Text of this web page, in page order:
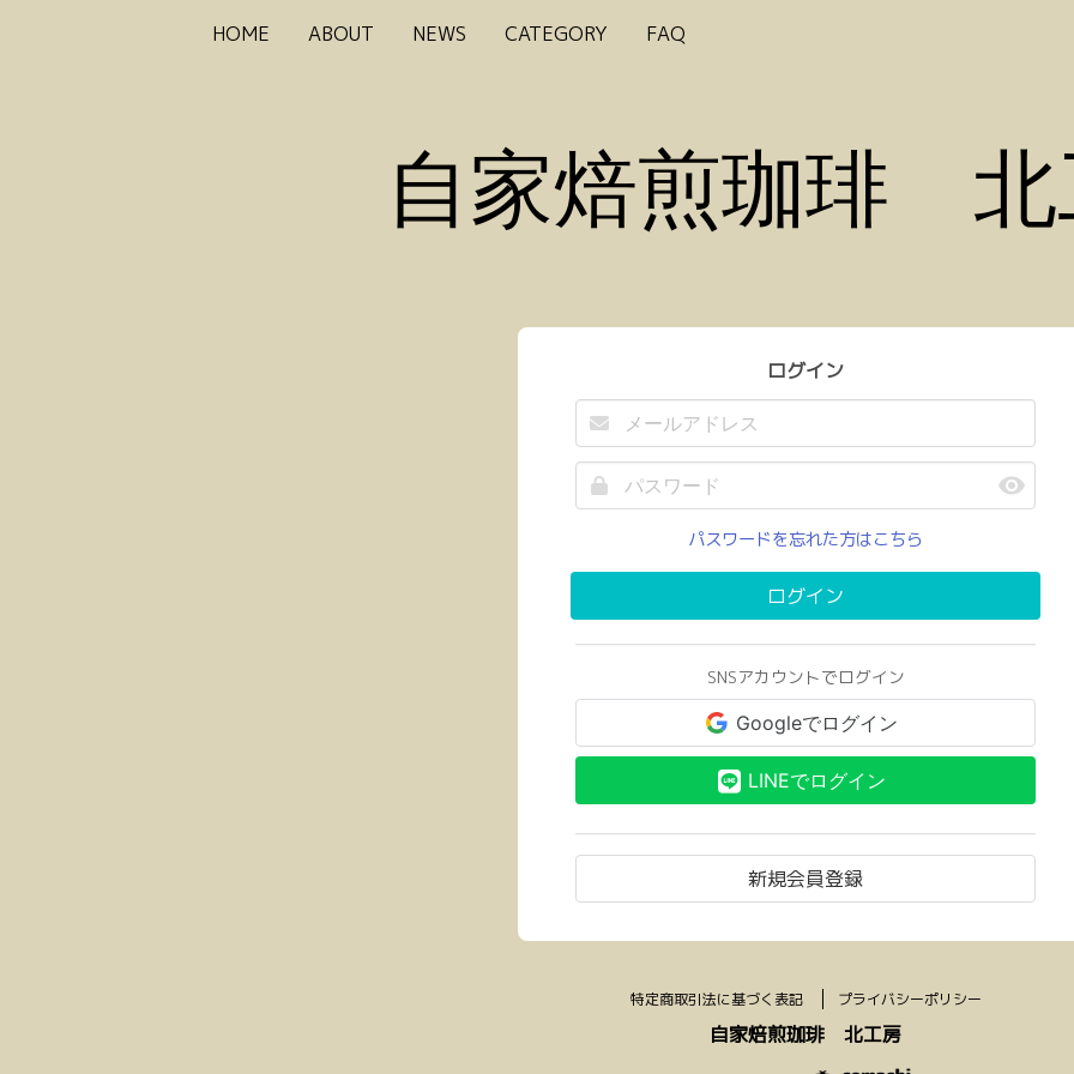
HOME ABOUT NEWS CATEGORY FAQ
自家焙煎珈琲 北
ログイン
パスワードを忘れた方はこちら
ログイン
SNSアカウントでログイン
Googleでログイン
LINEでログイン
新規会員登録
特定商取引法に基づく表記 プライバシーポリシー
自家焙煎珈琲 北工房